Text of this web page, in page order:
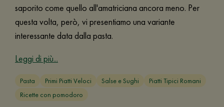
saporito come quello all'amatriciana ancora meno. Per
questa volta, però, vi presentiamo una variante
interessante data dalla pasta.
Leggi di più...
Pasta Primi Piatti Veloci Salse e Sughi
Piatti Tipici Romani
Ricette con pomodoro